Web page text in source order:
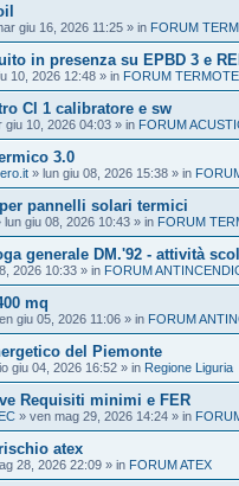
giu 16, 2026 11:25 » in FORUM
in presenza su EPBD 3 e
10, 2026 12:48 » in FORUM
Cl 1 calibratore e sw
giu 10, 2026 04:03 » in FORUM
3.0
» lun giu 08, 2026 15:38 » in
pannelli solari termici
lun giu 08, 2026 10:43 » in FORUM
generale DM.'92 - attività
2026 10:33 » in FORUM
mq
giu 05, 2026 11:06 » in FORUM
del Piemonte
giu 04, 2026 16:52 » in Regione Liguria
Requisiti minimi e FER
» ven mag 29, 2026 14:24 » in
atex
28, 2026 22:09 » in FORUM ATEX